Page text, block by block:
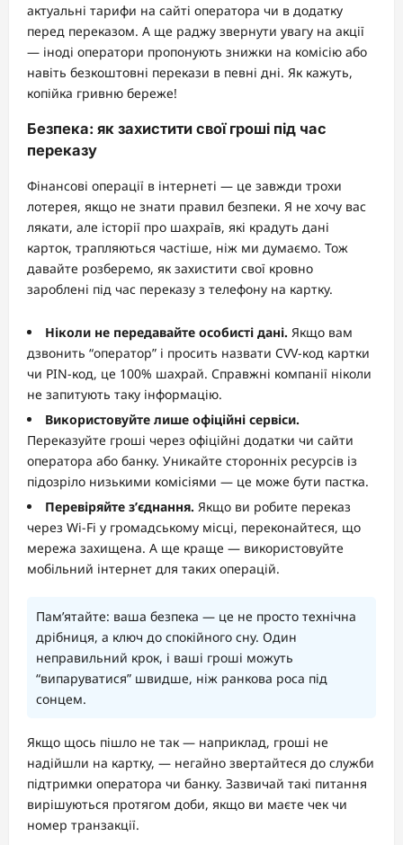
актуальні тарифи на сайті оператора чи в додатку
перед переказом. А ще раджу звернути увагу на акції
— іноді оператори пропонують знижки на комісію або
навіть безкоштовні перекази в певні дні. Як кажуть,
копійка гривню береже!
Безпека: як захистити свої гроші під час
переказу
Фінансові операції в інтернеті — це завжди трохи
лотерея, якщо не знати правил безпеки. Я не хочу вас
лякати, але історії про шахраїв, які крадуть дані
карток, трапляються частіше, ніж ми думаємо. Тож
давайте розберемо, як захистити свої кровно
зароблені під час переказу з телефону на картку.
Ніколи не передавайте особисті дані. Якщо вам
дзвонить “оператор” і просить назвати CVV-код картки
чи PIN-код, це 100% шахрай. Справжні компанії ніколи
не запитують таку інформацію.
Використовуйте лише офіційні сервіси.
Переказуйте гроші через офіційні додатки чи сайти
оператора або банку. Уникайте сторонніх ресурсів із
підозріло низькими комісіями — це може бути пастка.
Перевіряйте з’єднання. Якщо ви робите переказ
через Wi-Fi у громадському місці, переконайтеся, що
мережа захищена. А ще краще — використовуйте
мобільний інтернет для таких операцій.
Пам’ятайте: ваша безпека — це не просто технічна
дрібниця, а ключ до спокійного сну. Один
неправильний крок, і ваші гроші можуть
“випаруватися” швидше, ніж ранкова роса під
сонцем.
Якщо щось пішло не так — наприклад, гроші не
надійшли на картку, — негайно звертайтеся до служби
підтримки оператора чи банку. Зазвичай такі питання
вирішуються протягом доби, якщо ви маєте чек чи
номер транзакції.